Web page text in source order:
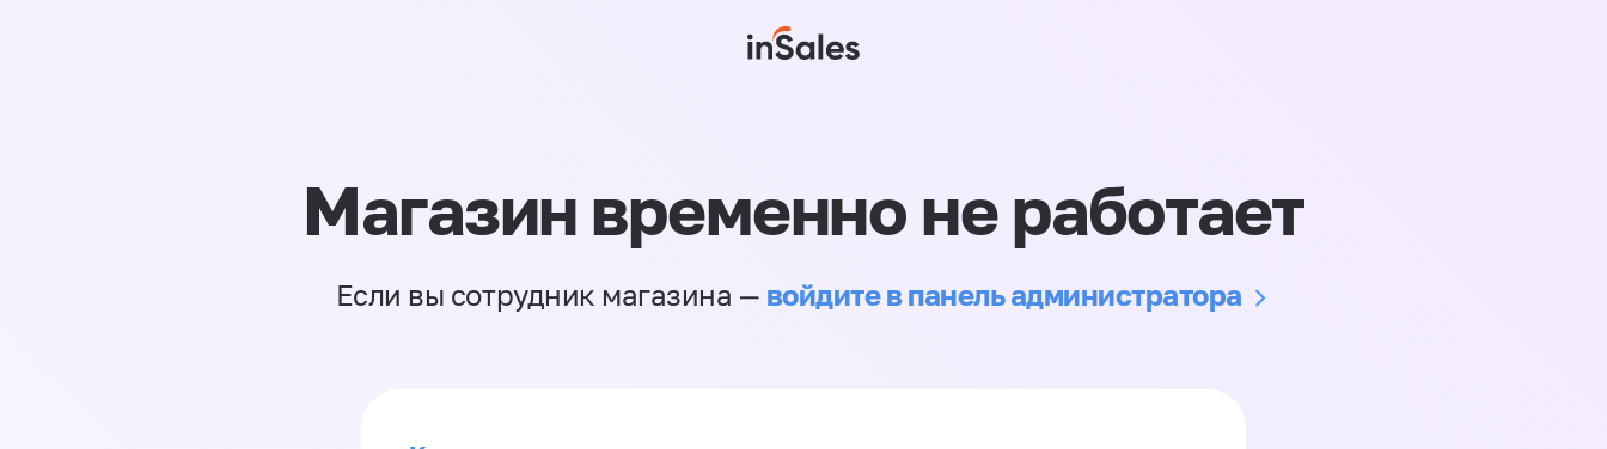
Магазин временно не работает
Если вы сотрудник магазина — войдите в панель администратора